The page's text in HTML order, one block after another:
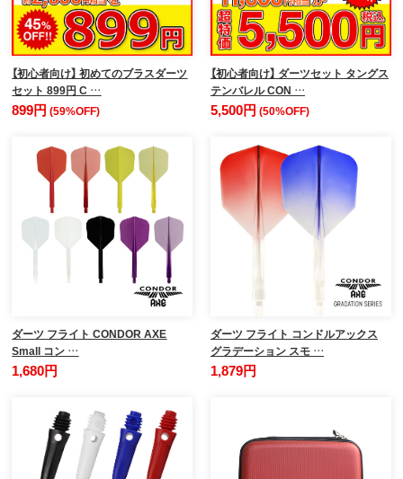
【初心者向け】 初めてのブラスダーツ
セット 899円 C …
899円(59%OFF)
【初心者向け】 ダーツセット タングス
テンバレル CON …
5,500円 (50%OFF)
ダーツ フライト CONDOR AXE
Small コン …
1,680円
ダーツ フライト コンドルアックス
グラデーション スモ …
1,879円